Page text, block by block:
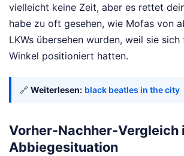
vielleicht keine Zeit, aber es rettet
habe zu oft gesehen, wie Mofas von
LKWs übersehen wurden, weil sie
Winkel positioniert hatten.
🔗 Weiterlesen: black beatles in the city
Vorher-Nachher-Vergleich
Abbiegesituation